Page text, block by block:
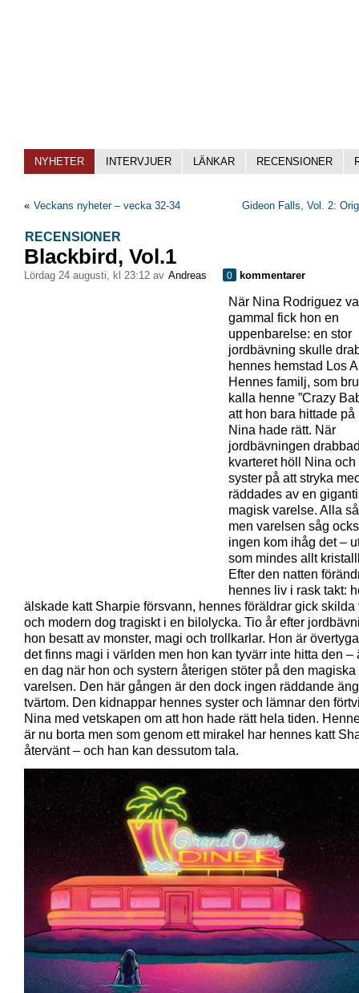
NYHETER INTERVJUER LÄNKAR RECENSIONER
« Veckans nyheter – vecka 32-34 Gideon Falls, Vol. 2:
RECENSIONER
Blackbird, Vol.1
lördag 24 augusti, kl 23:12 av Andreas 0 kommentarer
När Nina Rodriguez
gammal fick hon en
uppenbarelse: en stor
jordbävning skulle
hennes hemstad Los
Hennes familj, som
kalla henne ”Crazy
att hon bara hittade på
Nina hade rätt. När
jordbävningen
kvarteret höll Nina
syster på att stryka
räddades av en
magisk varelse. Alla
men varelsen såg
ingen kom ihåg det –
som mindes allt
Efter den natten
hennes liv i rask takt:
älskade katt Sharpie försvann, hennes föräldrar gick skilda
och modern dog tragiskt i en bilolycka. Tio år efter
hon besatt av monster, magi och trollkarlar. Hon är
det finns magi i världen men hon kan tyvärr inte hitta den –
en dag när hon och systern återigen stöter på den magiska
varelsen. Den här gången är den dock ingen räddande
tvärtom. Den kidnappar hennes syster och lämnar den
Nina med vetskapen om att hon hade rätt hela tiden.
är nu borta men som genom ett mirakel har hennes katt
återvänt – och han kan dessutom tala.